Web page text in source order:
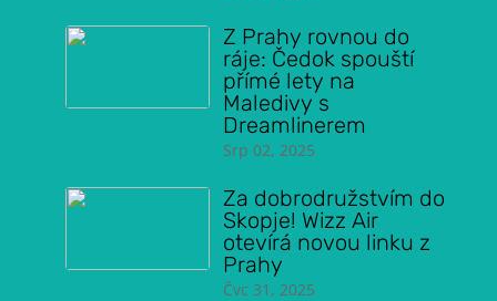
Z Prahy rovnou do
ráje: Čedok spouští
přímé lety na
Maledivy s
Dreamlinerem
Srp 02, 2025
Za dobrodružstvím do
Skopje! Wizz Air
otevírá novou linku z
Prahy
Čvc 31, 2025